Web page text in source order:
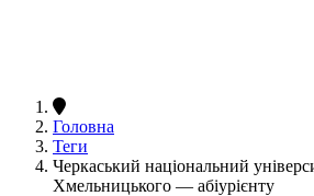
Головна
Теги
Черкаський національний
Хмельницького — абіурієнту